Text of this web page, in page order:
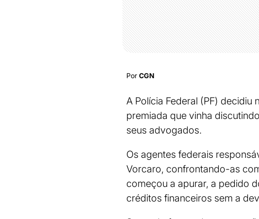
Por CGN
A Polícia Federal (PF)
premiada que vinha
seus advogados.
Os agentes federais
Vorcaro, confrontando-as
começou a apurar, a pedido
créditos financeiros sem a